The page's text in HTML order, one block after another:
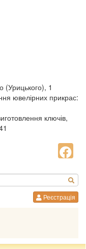
(Урицького), 1
ювелірних прикрас:
ключів,
Реєстрація